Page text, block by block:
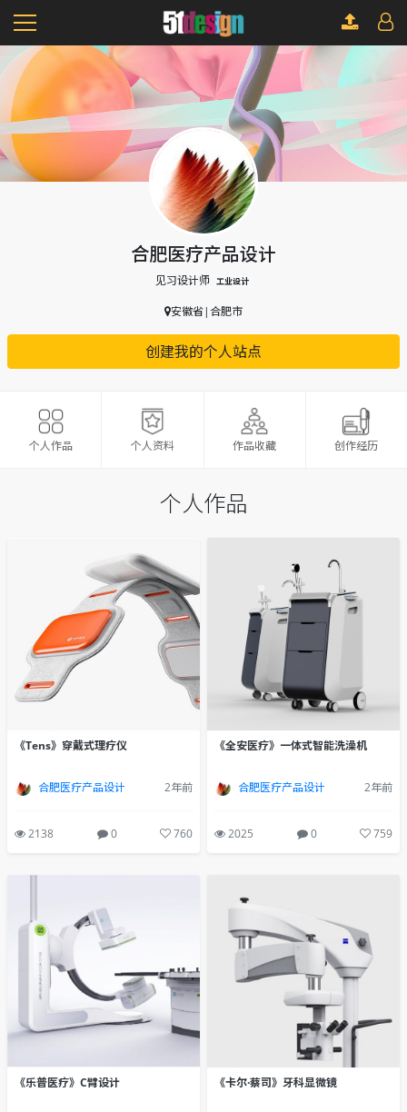
合肥医疗产品设计
见习设计师 工业设计
安徽省|合肥市
创建我的个人站点
个人作品 个人资料 作品收藏 创作经历
个人作品
《Tens》穿戴式理疗仪
合肥医疗产品设计 2年前
2138 0 760
《全安医疗》一体式智能洗澡机
合肥医疗产品设计 2年前
2025 0 759
《乐普医疗》C臂设计 《卡尔·蔡司》牙科显微镜